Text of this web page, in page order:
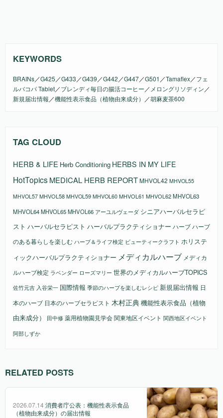
KEYWORDS
BRAINs／G425 ／G433 ／G439 ／G442 ／G447／G501 ／Tamaflex／フェ
ルバコパ Tablet／ブレンディ毎日の腸活コーヒー ／ メロングリソディン ／
新規届出情報 ／機能性表示食品（植物由来成分） ／胡麻麦茶600
TAG CLOUD
HERB & LIFE Herb Conditioning HERBS IN MY LIFE
HotTopics MEDICAL HERB REPORTMHVOL42 MHVOL55
MHVOL57 MHVOL58 MHVOL59 MHVOL60 MHVOL61 MHVOL62MHVOL63
MHVOL64MHVOL65MHVOL66 アーユルヴェーダ シニアハーバルセラピ
スト ハーバルセラピスト ハーバルプラクティショナー ハーブハーブ
のある暮らしを楽しむ ハーブ＆ライフ検定 ビューティークラフト ホリステ
ィックハーバルプラクティショナー メディカルハーブ メディカ
ルハーブ検定 ラベンダー ローズマリー 世界のメディカルハーブTOPICS
佐竹元吉 入谷栄一 国際情報 季節のハーブを楽しむレシピ 新規届出情報 日
本のハーブ 日本のハーブセラピスト 木村正典機能性表示食品（植物
由来成分）
田中修 薬用植物園見学会関東地区イベント 関西地区イベント
阿部しずか
RELATED POSTS
2026.07.14消費者庁公表：機能性表示食品
（植物由来成分）の届出情報